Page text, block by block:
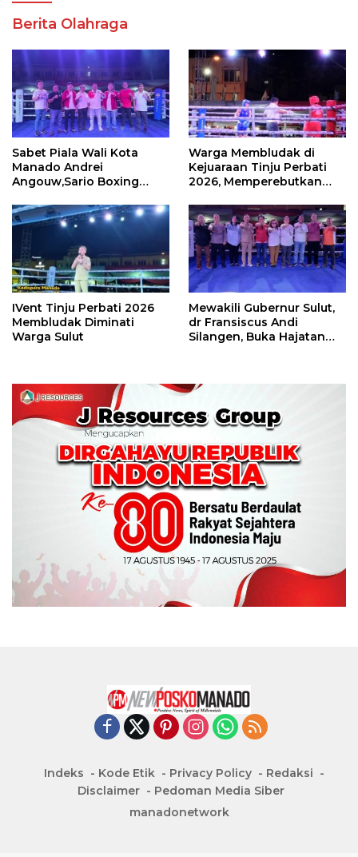
Berita Olahraga
Sabet Piala Wali Kota
Manado Andrei
Angouw,Sario Boxing
Perbati 2026
Warga Membludak di
Kejuaraan Tinju Perbati
2026, Memperebutkan
IVent Tinju Perbati 2026
Membludak Diminati
Warga Sulut
Mewakili Gubernur Sulut,
dr Fransiscus Andi
Silangen, Buka Hajatan
Indeks Kode Etik Privacy Policy
Redaksi
Disclaimer
Pedoman Media Siber
manadonetwork